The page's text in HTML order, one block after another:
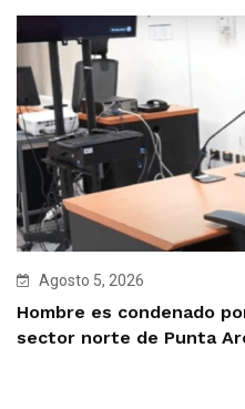
Agosto 5, 2026
Hombre es condenado
sector norte de Punta